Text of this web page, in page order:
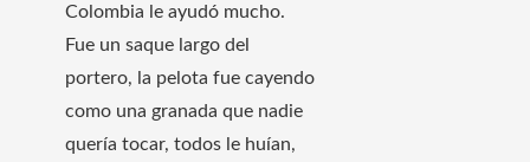
Colombia le ayudó mucho.
Fue un saque largo del
portero, la pelota fue cayendo
como una granada que nadie
quería tocar, todos le huían,